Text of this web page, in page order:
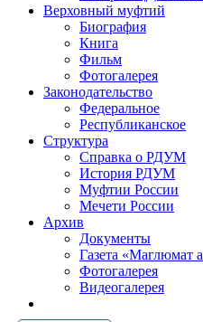
Верховный муфтий
Биография
Книга
Фильм
Фотогалерея
Законодательство
Федеральное
Республиканское
Структура
Справка о РДУМ
История РДУМ
Муфтии России
Мечети России
Архив
Документы
Газета «Маглюмат
Фотогалерея
Видеогалерея